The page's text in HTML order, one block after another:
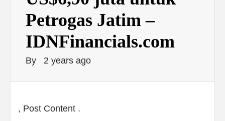
Petrogas Jatim –
IDNFinancials.com
By 2 years ago
, Post Content .